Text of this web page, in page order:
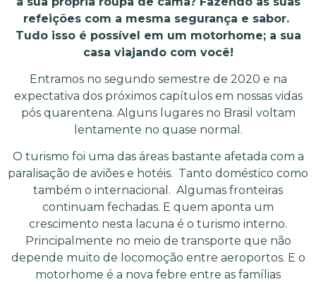
refeições com a mesma segurança e sabor.
Tudo isso é possível em um motorhome; a sua
casa viajando com você!
Entramos no segundo semestre de 2020 e na
expectativa dos próximos capítulos em nossas vidas
pós quarentena. Alguns lugares no Brasil voltam
lentamente no quase normal.
O turismo foi uma das áreas bastante afetada com a
paralisação de aviões e hotéis. Tanto doméstico como
também o internacional. Algumas fronteiras
continuam fechadas. E quem aponta um
crescimento nesta lacuna é o turismo interno.
Principalmente no meio de transporte que não
depende muito de locomoção entre aeroportos. E o
motorhome é a nova febre entre as famílias